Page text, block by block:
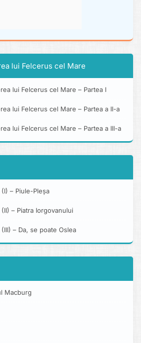
lui Felcerus cel Mare
lui Felcerus cel Mare – Partea I
lui Felcerus cel Mare – Partea a II-a
lui Felcerus cel Mare – Partea a III-a
– Piule-Pleșa
– Piatra Iorgovanului
– Da, se poate Oslea
Macburg